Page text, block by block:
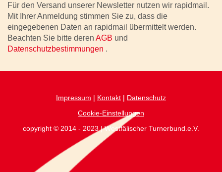
Für den Versand unserer Newsletter nutzen wir rapidmail.
Mit Ihrer Anmeldung stimmen Sie zu, dass die
eingegebenen Daten an rapidmail übermittelt werden.
Beachten Sie bitte deren AGB und
Datenschutzbestimmungen .
Impressum | Kontakt | Datenschutz
Cookie-Einstellungen
copyright © 2014 - 2023 | Westfälischer Turnerbund.e.V.